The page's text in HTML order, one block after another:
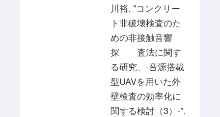
川裕. "コンクリー
ト非破壊検査のた
めの非接触音響
探 査法に関す
る研究、-音源搭載
型UAVを用いた外
壁検査の効率化に
関する検討（3）-".